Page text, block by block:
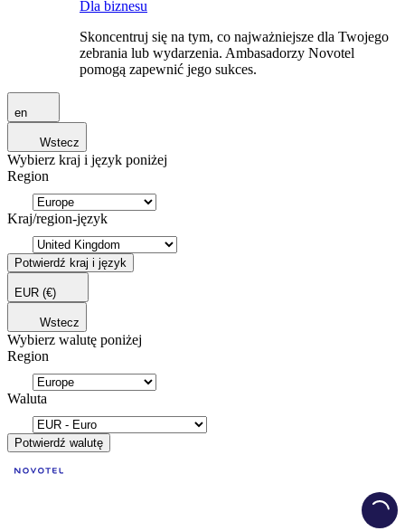
Dla biznesu
Skoncentruj się na tym, co najważniejsze dla Twojego
zebrania lub wydarzenia. Ambasadorzy Novotel
pomogą zapewnić jego sukces.
en
Wstecz
Wybierz kraj i język poniżej
Region
Kraj/region-język
Potwierdź kraj i język
EUR (€)
Wstecz
Wybierz walutę poniżej
Region
Waluta
Potwierdź walutę